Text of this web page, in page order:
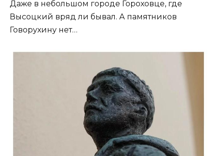
Даже в небольшом городе Гороховце, где
Высоцкий вряд ли бывал. А памятников
Говорухину нет…